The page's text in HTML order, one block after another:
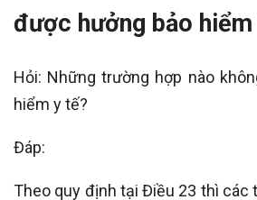
được hưởng bảo
Hỏi: Những trường hợp nào
hiểm y tế?
Đáp:
Theo quy định tại Điều 23 thì các